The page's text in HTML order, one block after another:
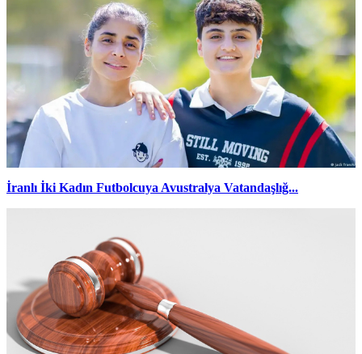
İranlı İki Kadın Futbolcuya Avustralya Vatandaşlığ...